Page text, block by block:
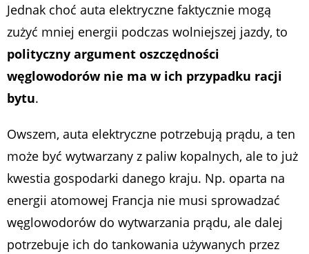
Jednak choć auta elektryczne faktycznie mogą
zużyć mniej energii podczas wolniejszej jazdy, to
polityczny argument oszczędności
węglowodorów nie ma w ich przypadku racji
bytu.
Owszem, auta elektryczne potrzebują prądu, a ten
może być wytwarzany z paliw kopalnych, ale to już
kwestia gospodarki danego kraju. Np. oparta na
energii atomowej Francja nie musi sprowadzać
węglowodorów do wytwarzania prądu, ale dalej
potrzebuje ich do tankowania używanych przez